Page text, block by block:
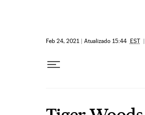
Feb 24, 2021 | Atualizado 15:44 EST |